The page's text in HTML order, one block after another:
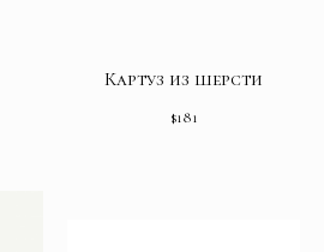
Картуз из шерсти
$181